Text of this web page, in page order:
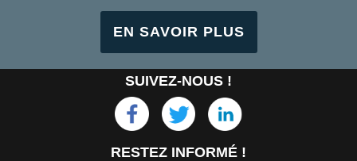
EN SAVOIR PLUS
SUIVEZ-NOUS !
RESTEZ INFORMÉ !